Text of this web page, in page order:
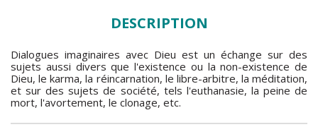
DESCRIPTION
Dialogues imaginaires avec Dieu est un échange sur des
sujets aussi divers que l'existence ou la non-existence de
Dieu, le karma, la réincarnation, le libre-arbitre, la méditation,
et sur des sujets de société, tels l'euthanasie, la peine de
mort, l'avortement, le clonage, etc.